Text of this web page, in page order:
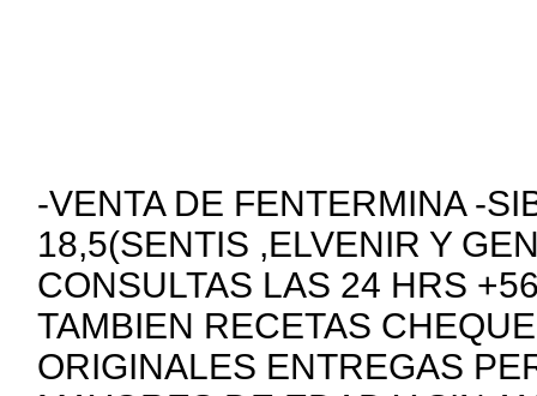
-VENTA DE FENTERMINA -
18,5(SENTIS ,ELVENIR Y
CONSULTAS LAS 24 HRS
TAMBIEN RECETAS
ORIGINALES ENTREGAS